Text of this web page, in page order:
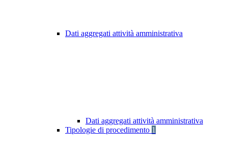
Dati aggregati attività amministrativa
Dati aggregati attività amministrativa
Tipologie di procedimento 1